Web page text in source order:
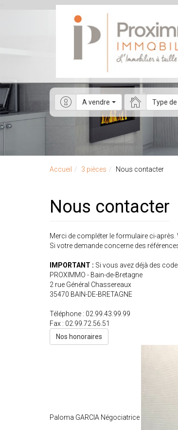
A vendre Type de
Accueil 3 pièces Nous contacter
Nous contacter
Merci de compléter le formulaire ci-après.
Si votre demande concerne des
IMPORTANT : Si vous avez déjà des
PROXIMMO - Bain-de-Bretagne
2 rue Général Chassereaux
35470 BAIN-DE-BRETAGNE
Téléphone : 02.99.43.99.99
Fax : 02.99.72.56.51
Nos honoraires
Paloma GARCIA Négociatrice